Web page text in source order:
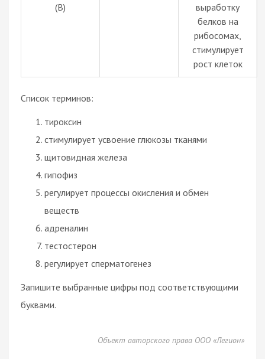
(В)
выработку
белков на
рибосомах,
стимулирует
рост клеток
Список терминов:
тироксин
стимулирует усвоение глюкозы тканями
щитовидная железа
гипофиз
регулирует процессы окисления и обмен
веществ
адреналин
тестостерон
регулирует сперматогенез
Запишите выбранные цифры под соответствующими
буквами.
Объект авторского права ООО «Легион»